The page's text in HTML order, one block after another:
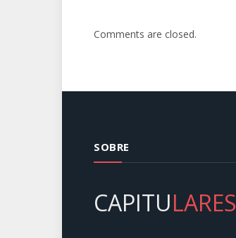
Comments are closed.
SOBRE
CAPITULARES